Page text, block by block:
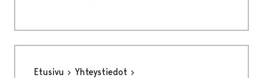
Etusivu
Yhteystiedot